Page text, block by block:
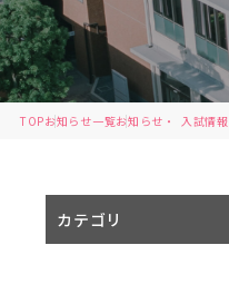
TOPお知らせ一覧お知らせ 入試情報
カテゴリ